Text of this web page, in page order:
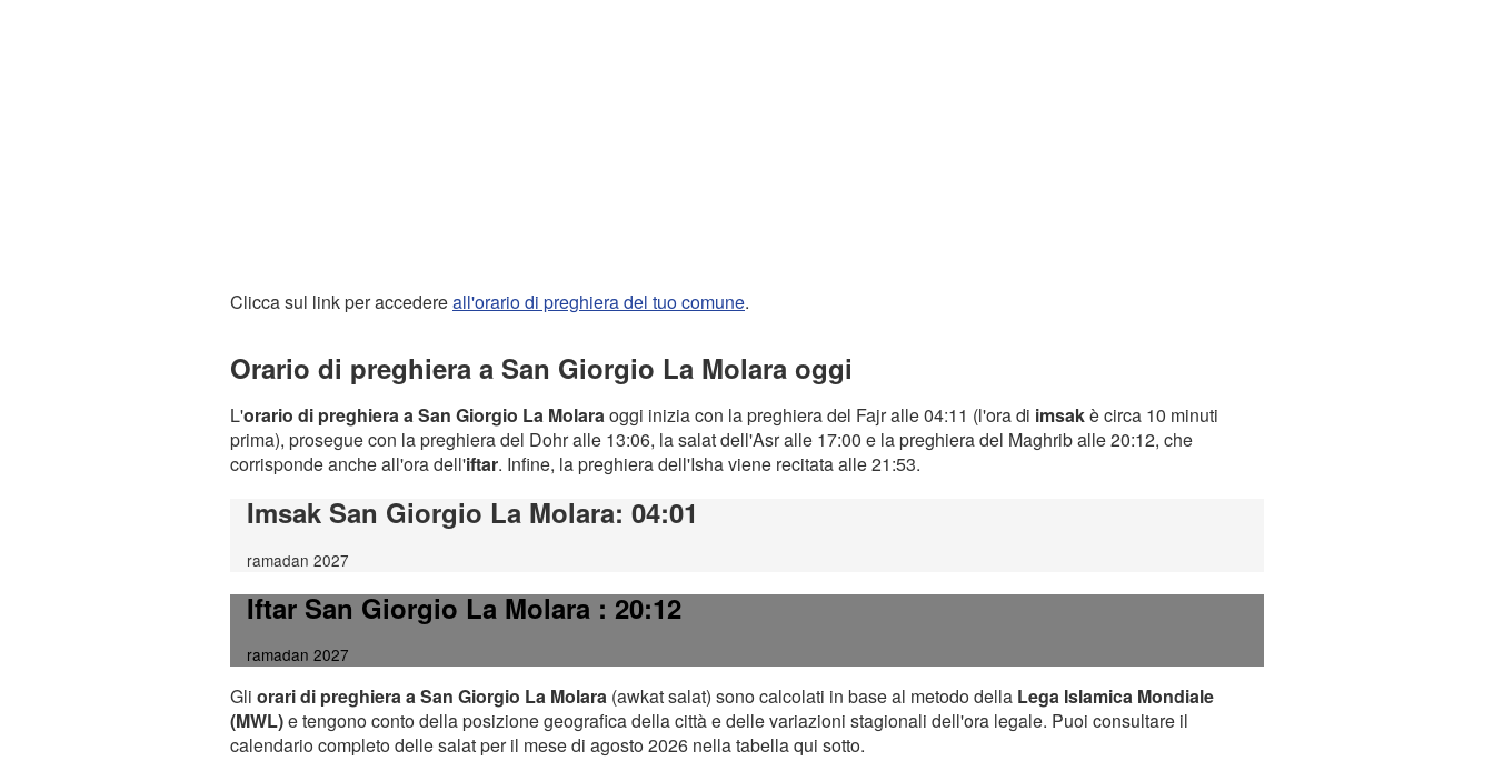
Clicca sul link per accedereall'orario di preghiera del tuo comune.
Orario di preghiera a San Giorgio La Molara oggi
L'orario di preghiera a San Giorgio La Molaraoggi inizia con la preghiera del Fajr alle 04:11 (l'ora di imsakè circa 10 minuti
prima), prosegue con la preghiera del Dohr alle 13:06, la salat dell'Asr alle 17:00 e la preghiera del Maghrib alle 20:12, che
corrisponde anche all'ora dell'iftar. Infine, la preghiera dell'Isha viene recitata alle 21:53.
Imsak San Giorgio La Molara: 04:01
ramadan 2027
Iftar San Giorgio La Molara: 20:12
ramadan 2027
Gli orari di preghiera a San Giorgio La Molara (awkat salat) sono calcolati in base al metodo della Lega Islamica Mondiale
(MWL)e tengono conto della posizione geografica della città e delle variazioni stagionali dell'ora legale. Puoi consultare il
calendario completo delle salat per il mese di agosto 2026 nella tabella qui sotto.